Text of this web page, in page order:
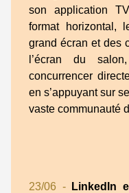
son application
format horizontal,
grand écran et des
l’écran du
concurrencer
en s’appuyant sur
vaste communauté
23/06 -
LinkedIn